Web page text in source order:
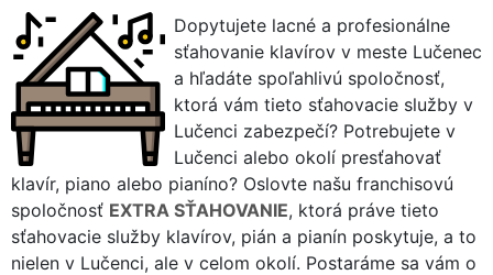
Dopytujete lacné a profesionálne
sťahovanie klavírov v meste Lučenec
a hľadáte spoľahlivú spoločnosť,
ktorá vám tieto sťahovacie služby v
Lučenci zabezpečí? Potrebujete v
Lučenci alebo okolí presťahovať
klavír, piano alebo pianíno? Oslovte našu franchisovú
spoločnosť EXTRA SŤAHOVANIE, ktorá práve tieto
sťahovacie služby klavírov, pián a pianín poskytuje, a to
nielen v Lučenci, ale v celom okolí. Postaráme sa vám o